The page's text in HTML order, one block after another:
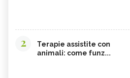
2
Terapie assistite con
animali: come funz...